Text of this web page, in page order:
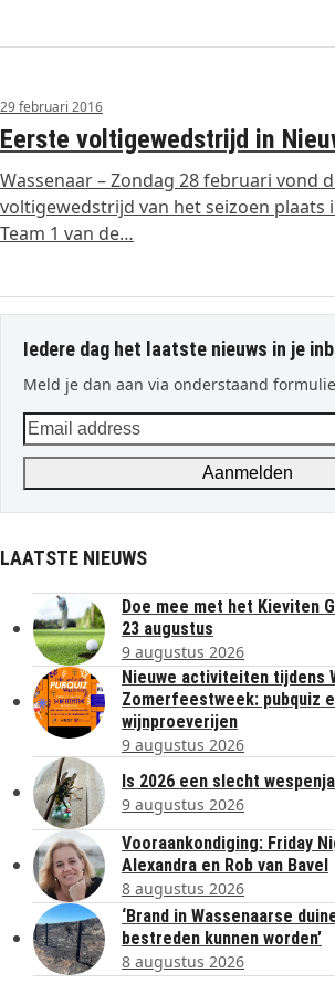
29 februari 2016
Eerste voltigewedstrijd in
Wassenaar – Zondag 28 februari vond
voltigewedstrijd van het seizoen plaats
Team 1 van de…
Iedere dag het laatste nieuws in je
Meld je dan aan via onderstaand
Email
address
Aanmelden
LAATSTE NIEUWS
Doe mee met het Kieviten
23 augustus
9 augustus 2026
Nieuwe activiteiten tijdens
Zomerfeestweek: pubquiz
wijnproeverijen
9 augustus 2026
Is 2026 een slecht
9 augustus 2026
Vooraankondiging: Friday
Alexandra en Rob van Bavel
8 augustus 2026
‘Brand in Wassenaarse
bestreden kunnen worden’
8 augustus 2026